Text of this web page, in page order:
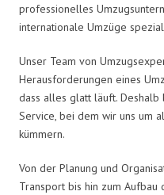
professionelles
internationale Umzüge
Unser Team von
Herausforderungen eines
dass alles glatt läuft.
Service, bei dem wir uns um
kümmern.
Von der Planung und
Transport bis hin zum